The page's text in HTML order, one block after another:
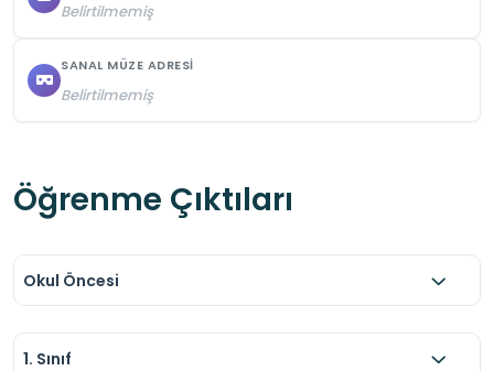
Belirtilmemiş
SANAL MÜZE ADRESI
Belirtilmemiş
Öğrenme Çıktıları
Okul Öncesi
1. Sınıf